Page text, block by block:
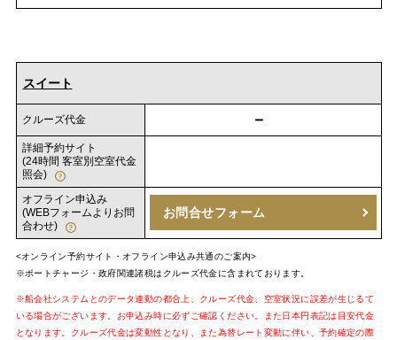
スイート
クルーズ代金 －
詳細予約サイト
(24時間 客室別空室代金
照会)
オフライン申込み
(WEBフォームよりお問
合わせ)
お問合せフォーム
<オンライン予約サイト・オフライン申込み共通のご案内>
※ポートチャージ・政府関連諸税はクルーズ代金に含まれております。
※船会社システムとのデータ連動の都合上、クルーズ代金、空室状況に誤差が生じるて
いる場合がございます。お申込み時に必ずご確認ください。また日本円表記は目安代金
となります。クルーズ代金は変動性となり、また為替レート変動に伴い、予約確定の際